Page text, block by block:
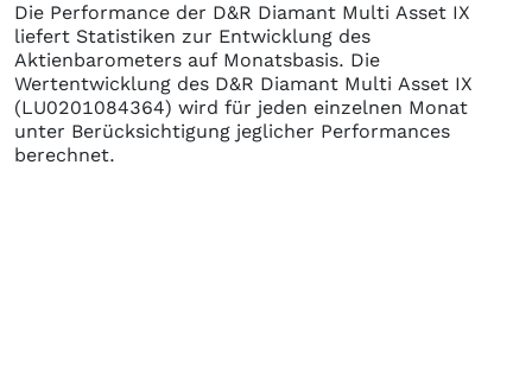
Die Performance der D&R Diamant Multi Asset IX
liefert Statistiken zur Entwicklung des
Aktienbarometers auf Monatsbasis. Die
Wertentwicklung des D&R Diamant Multi Asset IX
(LU0201084364) wird für jeden einzelnen Monat
unter Berücksichtigung jeglicher Performances
berechnet.